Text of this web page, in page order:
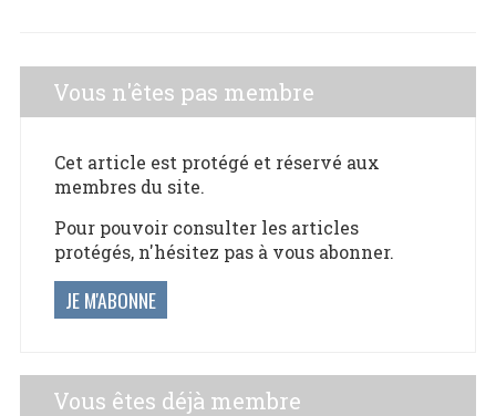
Vous n'êtes pas membre
Cet article est protégé et réservé aux
membres du site.
Pour pouvoir consulter les articles
protégés, n'hésitez pas à vous abonner.
JE M'ABONNE
Vous êtes déjà membre